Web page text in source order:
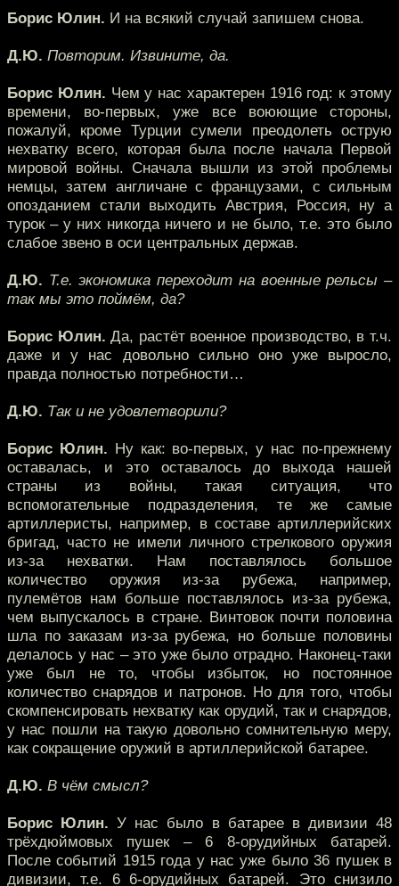
Борис Юлин. И на всякий случай запишем снова.
Д.Ю. Повторим. Извините, да.
Борис Юлин. Чем у нас характерен 1916 год: к этому
времени, во-первых, уже все воюющие стороны,
пожалуй, кроме Турции сумели преодолеть острую
нехватку всего, которая была после начала Первой
мировой войны. Сначала вышли из этой проблемы
немцы, затем англичане с французами, с сильным
опозданием стали выходить Австрия, Россия, ну а
турок – у них никогда ничего и не было, т.е. это было
слабое звено в оси центральных держав.
Д.Ю. Т.е. экономика переходит на военные рельсы –
так мы это поймём, да?
Борис Юлин. Да, растёт военное производство, в т.ч.
даже и у нас довольно сильно оно уже выросло,
правда полностью потребности…
Д.Ю. Так и не удовлетворили?
Борис Юлин. Ну как: во-первых, у нас по-прежнему
оставалась, и это оставалось до выхода нашей
страны из войны, такая ситуация, что
вспомогательные подразделения, те же самые
артиллеристы, например, в составе артиллерийских
бригад, часто не имели личного стрелкового оружия
из-за нехватки. Нам поставлялось большое
количество оружия из-за рубежа, например,
пулемётов нам больше поставлялось из-за рубежа,
чем выпускалось в стране. Винтовок почти половина
шла по заказам из-за рубежа, но больше половины
делалось у нас – это уже было отрадно. Наконец-таки
уже был не то, чтобы избыток, но постоянное
количество снарядов и патронов. Но для того, чтобы
скомпенсировать нехватку как орудий, так и снарядов,
у нас пошли на такую довольно сомнительную меру,
как сокращение оружий в артиллерийской батарее.
Д.Ю. В чём смысл?
Борис Юлин. У нас было в батарее в дивизии 48
трёхдюймовых пушек – 6 8-орудийных батарей.
После событий 1915 года у нас уже было 36 пушек в
дивизии, т.е. 6 6-орудийных батарей. Это снизило